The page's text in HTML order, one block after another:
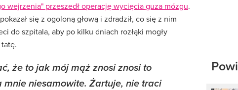
wejrzenia" przeszedł operację wycięcia guza mózgu.
się z ogoloną głową i zdradził, co się z nim
do szpitala, aby po kilku dniach rozłąki mogły
że to jak mój mąż znosi znosi to
mnie niesamowite. Żartuje, nie traci